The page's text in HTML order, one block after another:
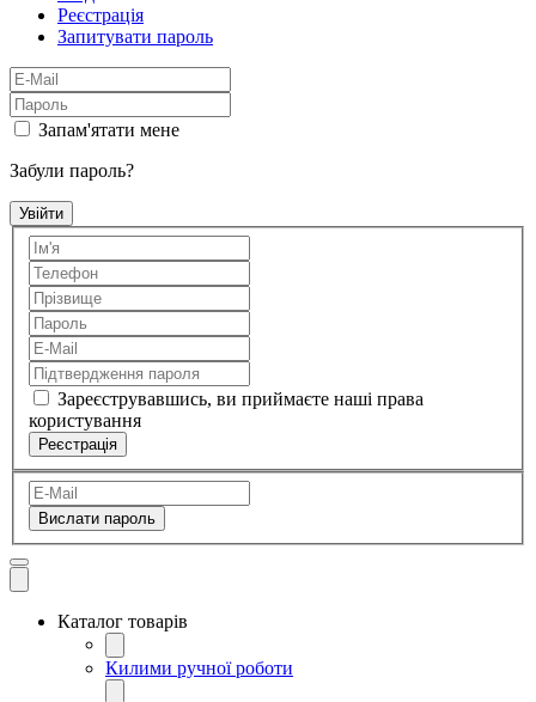
Реєстрація
Запитувати пароль
Запам'ятати мене
Забули пароль?
Зареєструвавшись, ви приймаєте наші права
користування
Каталог товарів
Килими ручної роботи